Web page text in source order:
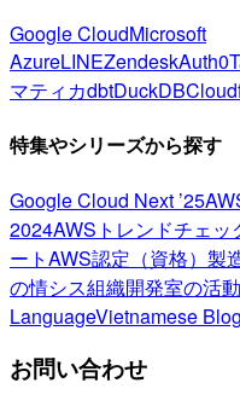
Google CloudMicrosoft
AzureLINEZendeskAuth0
マティカdbtDuckDB
特集やシリーズから探す
Google Cloud Next ’25
2024AWSトレンドチェッ
ートAWS認定（資格） 製
の情シス組織開発室の活動
LanguageVietnamese Blog
お問い合わせ